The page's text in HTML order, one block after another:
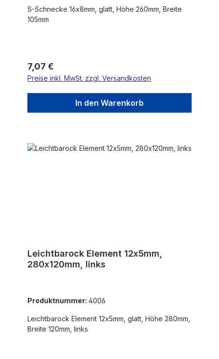
S-Schnecke 16x8mm, glatt, Höhe 260mm, Breite
105mm
Regulärer Preis:
7,07 €
Preise inkl. MwSt. zzgl. Versandkosten
In den Warenkorb
Leichtbarock Element 12x5mm,
280x120mm, links
Produktnummer: 4006
Leichtbarock Element 12x5mm, glatt, Höhe 280mm,
Breite 120mm, links